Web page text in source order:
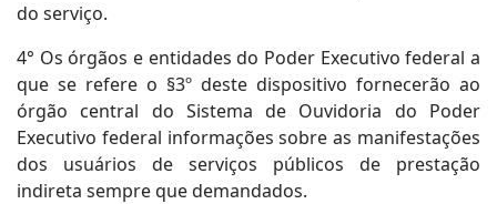
do serviço.
4° Os órgãos e entidades do Poder Executivo federal a
que se refere o §3º deste dispositivo fornecerão ao
órgão central do Sistema de Ouvidoria do Poder
Executivo federal informações sobre as manifestações
dos usuários de serviços públicos de prestação
indireta sempre que demandados.